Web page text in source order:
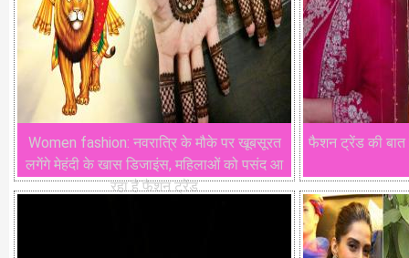
Women fashion: नवरात्रि के मौके पर खूबसूरत
लगेंगे मेहंदी के खास डिजाइंस, महिलाओं को पसंद आ
रहा है फैशन ट्रेंड
फैशन ट्रेंड की बात